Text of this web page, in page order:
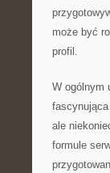
może być
profil.
W ogólnym
ale
formule